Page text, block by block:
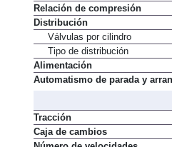
Relación de compresión
Distribución
Válvulas por cilindro
Tipo de distribución
Alimentación
Automatismo de parada y
Tracción
Caja de cambios